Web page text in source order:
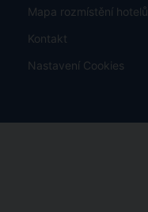
Mapa rozmístění hotelů
Kontakt
Nastavení Cookies